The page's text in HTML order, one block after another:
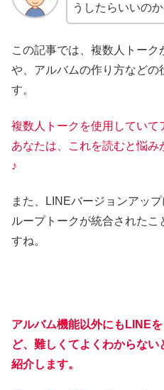
うしたらいいのか
この記事では、複数人トー
や、アルバムの作り方などの
す。
複数人トークを使用していて
あなたは、これを読むと悩み
♪
また、LINEバージョンアッ
ループトークが統合されたこ
すね。
アルバム機能以外にもLINE
ど、難しくてよくわからな
紹介します。